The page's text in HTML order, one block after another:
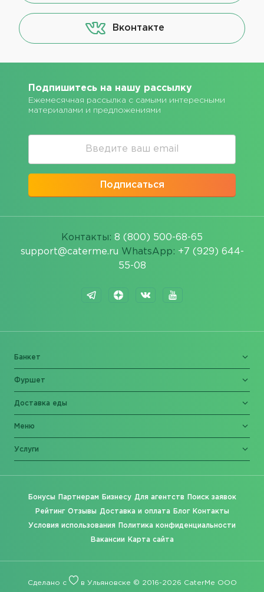
Вконтакте
Подпишитесь на нашу рассылку
Ежемесячная рассылка с самыми интересными
материалами и предложениями
Подписаться
Контакты: 8 (800) 500-68-65
support@caterme.ru WhatsApp: +7 (929) 644-
55-08
Банкет
Фуршет
Доставка еды
Меню
Услуги
Бонусы Партнерам Бизнесу Для агентств Поиск заявок
Рейтинг Отзывы Доставка и оплата Блог Контакты
Условия использования Политика конфиденциальности
Вакансии Карта сайта
Сделано с в Ульяновске © 2016-2026 CaterMe ООО